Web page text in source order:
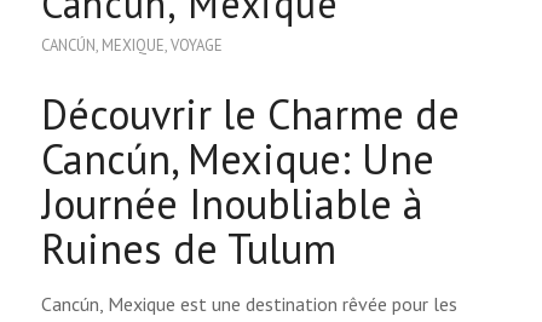
CANCÚN, MEXIQUE,VOYAGE
Découvrir le Charme de
Cancún, Mexique: Une
Journée Inoubliable à
Ruines de Tulum
Cancún, Mexique est une destination rêvée pour les